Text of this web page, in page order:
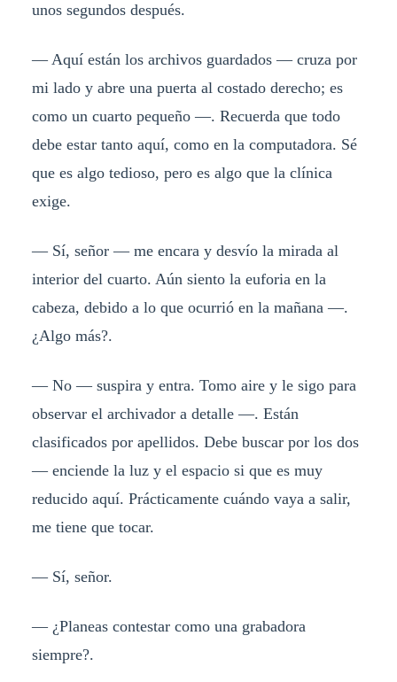
unos segundos después.
— Aquí están los archivos guardados — cruza por
mi lado y abre una puerta al costado derecho; es
como un cuarto pequeño —. Recuerda que todo
debe estar tanto aquí, como en la computadora. Sé
que es algo tedioso, pero es algo que la clínica
exige.
— Sí, señor — me encara y desvío la mirada al
interior del cuarto. Aún siento la euforia en la
cabeza, debido a lo que ocurrió en la mañana —.
¿Algo más?.
— No — suspira y entra. Tomo aire y le sigo para
observar el archivador a detalle —. Están
clasificados por apellidos. Debe buscar por los dos
— enciende la luz y el espacio si que es muy
reducido aquí. Prácticamente cuándo vaya a salir,
me tiene que tocar.
— Sí, señor.
— ¿Planeas contestar como una grabadora
siempre?.